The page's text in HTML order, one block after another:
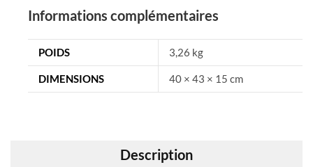
n
a
t
:
Informations complémentaires
POIDS 3,26 kg
DIMENSIONS 40 × 43 × 15 cm
Description